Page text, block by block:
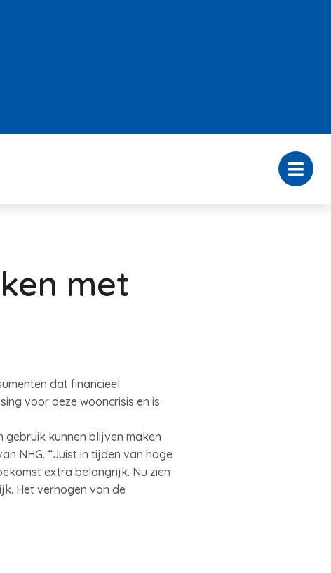
met
dat financieel
voor deze wooncrisis en is
kunnen blijven maken
NHG. “Juist in tijden van hoge
extra belangrijk. Nu zien
Het verhogen van de